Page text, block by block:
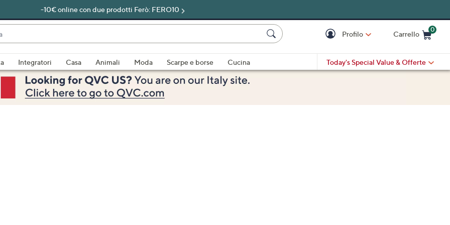
-10€ online con due prodotti Ferò: FERO10
Profilo Carrello
0
Integratori Casa Animali Moda Scarpe e borse
Cucina
Today's Special Value & Offerte